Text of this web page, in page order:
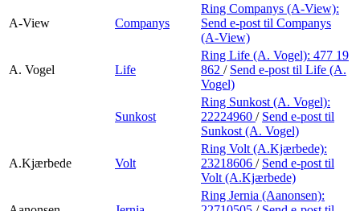
Magasin
A-View Companys
Ring Companys (A-View):
Send e-post til Companys
(A-View)
A. Vogel Life
Ring Life (A. Vogel): 477 19
862 / Send e-post til Life (A.
Vogel)
Sunkost
Ring Sunkost (A. Vogel):
22224960 / Send e-post til
Sunkost (A. Vogel)
A.Kjærbede Volt
Ring Volt (A.Kjærbede):
23218606 / Send e-post til
Volt (A.Kjærbede)
Ring Jernia (Aanonsen):